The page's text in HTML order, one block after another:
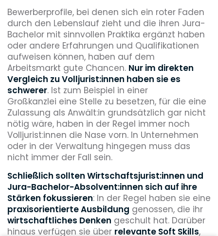
Bewerberprofile, bei denen sich ein roter Faden
durch den Lebenslauf zieht und die ihren Jura-
Bachelor mit sinnvollen Praktika ergänzt haben
oder andere Erfahrungen und Qualifikationen
aufweisen können, haben auf dem
Arbeitsmarkt gute Chancen. Nur im direkten
Vergleich zu Volljurist:innen haben sie es
schwerer. Ist zum Beispiel in einer
Großkanzlei eine Stelle zu besetzen, für die eine
Zulassung als Anwält:in grundsätzlich gar nicht
nötig wäre, haben in der Regel immer noch
Volljurist:innen die Nase vorn. In Unternehmen
oder in der Verwaltung hingegen muss das
nicht immer der Fall sein.
Schließlich sollten Wirtschaftsjurist:innen und
Jura-Bachelor-Absolvent:innen sich auf ihre
Stärken fokussieren: In der Regel haben sie eine
praxisorientierte Ausbildung genossen, die ihr
wirtschaftliches Denken geschult hat. Darüber
hinaus verfügen sie über relevante Soft Skills,